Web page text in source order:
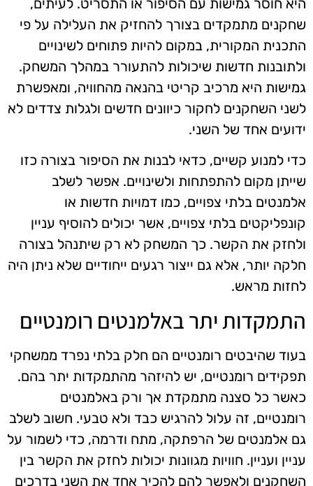
היא חוסר גמישות עם הסיפור או התסריט. לעיתים,
שחקנים מתמקדים בצורך להחזיק את העלילה על פי
התכנית המקורית, במקום להיות פתוחים לשינויים
ולתובנות חדשות שיכולות להתעורר במהלך המשחק.
גמישות היא מרכיב קריטי בהנאה מהחוויה, ומאפשרת
לשני השחקנים לחקור כיוונים חדשים ולגלות צדדים לא
ידועים אחד של השני.
כדי למנוע קשיים, כדאי לבנות את הסיפור בצורה כזו
שייתן מקום להתפתחות ולשינויים. אפשר לשלב
אלמנטים בלתי צפויים, כמו דמויות חדשות או
קונפליקטים בלתי צפויים, אשר יכולים להוסיף עניין
ולחזק את הקשר. כך המשחק לא רק שיתנהל בצורה
חלקה יותר, אלא גם ייצור רגעים ייחודיים שלא ניתן היה
לחזות מראש.
התמקדות יתר באלמנטים רומנטיים
בעוד שהיבטים רומנטיים הם חלק בלתי נפרד ממשחקי
תפקידים רומנטיים, יש להיזהר מהתמקדות יתר בהם.
כאשר כל סצנה מתמקדת אך ורק באלמנטים
רומנטיים, זה עלול להרגיש כבד ולא טבעי. חשוב לשלב
גם אלמנטים של הרפתקה, מתח ודרמה, כדי לשמור על
עניין ועניין. חוויות מגוונות יכולות לחזק את הקשר בין
השחקנים ולאפשר להם להכיר אחד את השני בדרכים